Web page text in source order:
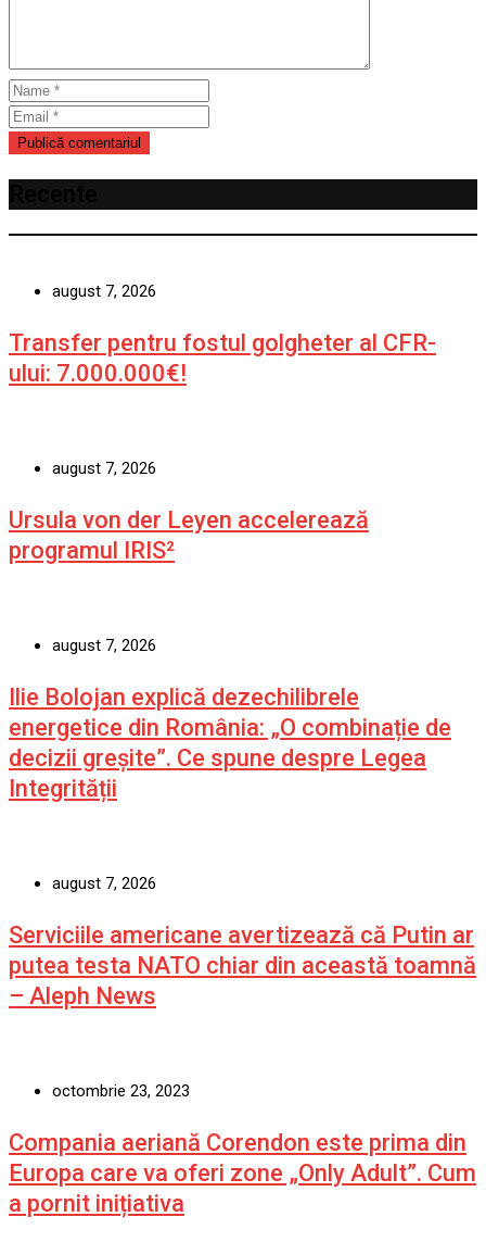
august 7, 2026
Transfer pentru fostul golgheter al CFR-
ului: 7.000.000€!
august 7, 2026
Ursula von der Leyen accelerează
programul IRIS²
august 7, 2026
Ilie Bolojan explică dezechilibrele
energetice din România: „O combinație de
decizii greșite”. Ce spune despre Legea
Integrității
august 7, 2026
Serviciile americane avertizează că Putin ar
putea testa NATO chiar din această toamnă
– Aleph News
octombrie 23, 2023
Compania aeriană Corendon este prima din
Europa care va oferi zone „Only Adult”. Cum
a pornit inițiativa